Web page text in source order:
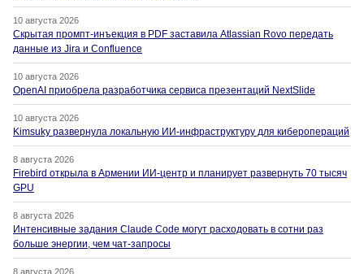
10 августа 2026
Скрытая промпт-инъекция в PDF заставила Atlassian Rovo передать
данные из Jira и Confluence
10 августа 2026
OpenAI приобрела разработчика сервиса презентаций NextSlide
10 августа 2026
Kimsuky развернула локальную ИИ-инфраструктуру для киберопераций
8 августа 2026
Firebird открыла в Армении ИИ-центр и планирует развернуть 70 тысяч
GPU
8 августа 2026
Интенсивные задания Claude Code могут расходовать в сотни раз
больше энергии, чем чат-запросы
8 августа 2026